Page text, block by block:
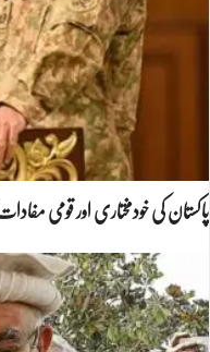
پاکستان کی خودمختاری اور قومی